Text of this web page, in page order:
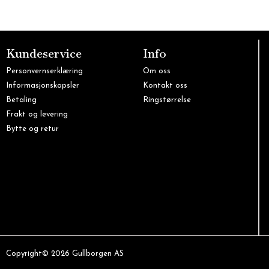
Kundeservice
Personvernserklæring
Informasjonskapsler
Betaling
Frakt og levering
Bytte og retur
Info
Om oss
Kontakt oss
Ringstørrelse
Copyright© 2026 Gullborgen AS